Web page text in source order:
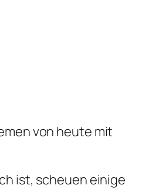
von heute mit
ist, scheuen einige